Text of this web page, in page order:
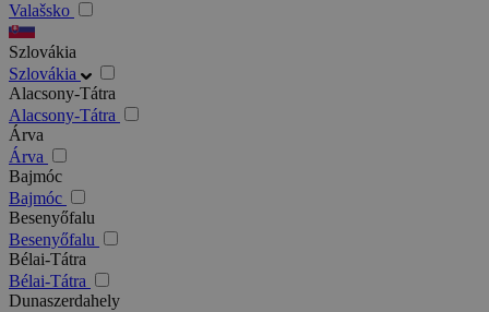
Valašsko
Szlovákia
Szlovákia
Alacsony-Tátra
Alacsony-Tátra
Árva
Árva
Bajmóc
Bajmóc
Besenyőfalu
Besenyőfalu
Bélai-Tátra
Bélai-Tátra
Dunaszerdahely